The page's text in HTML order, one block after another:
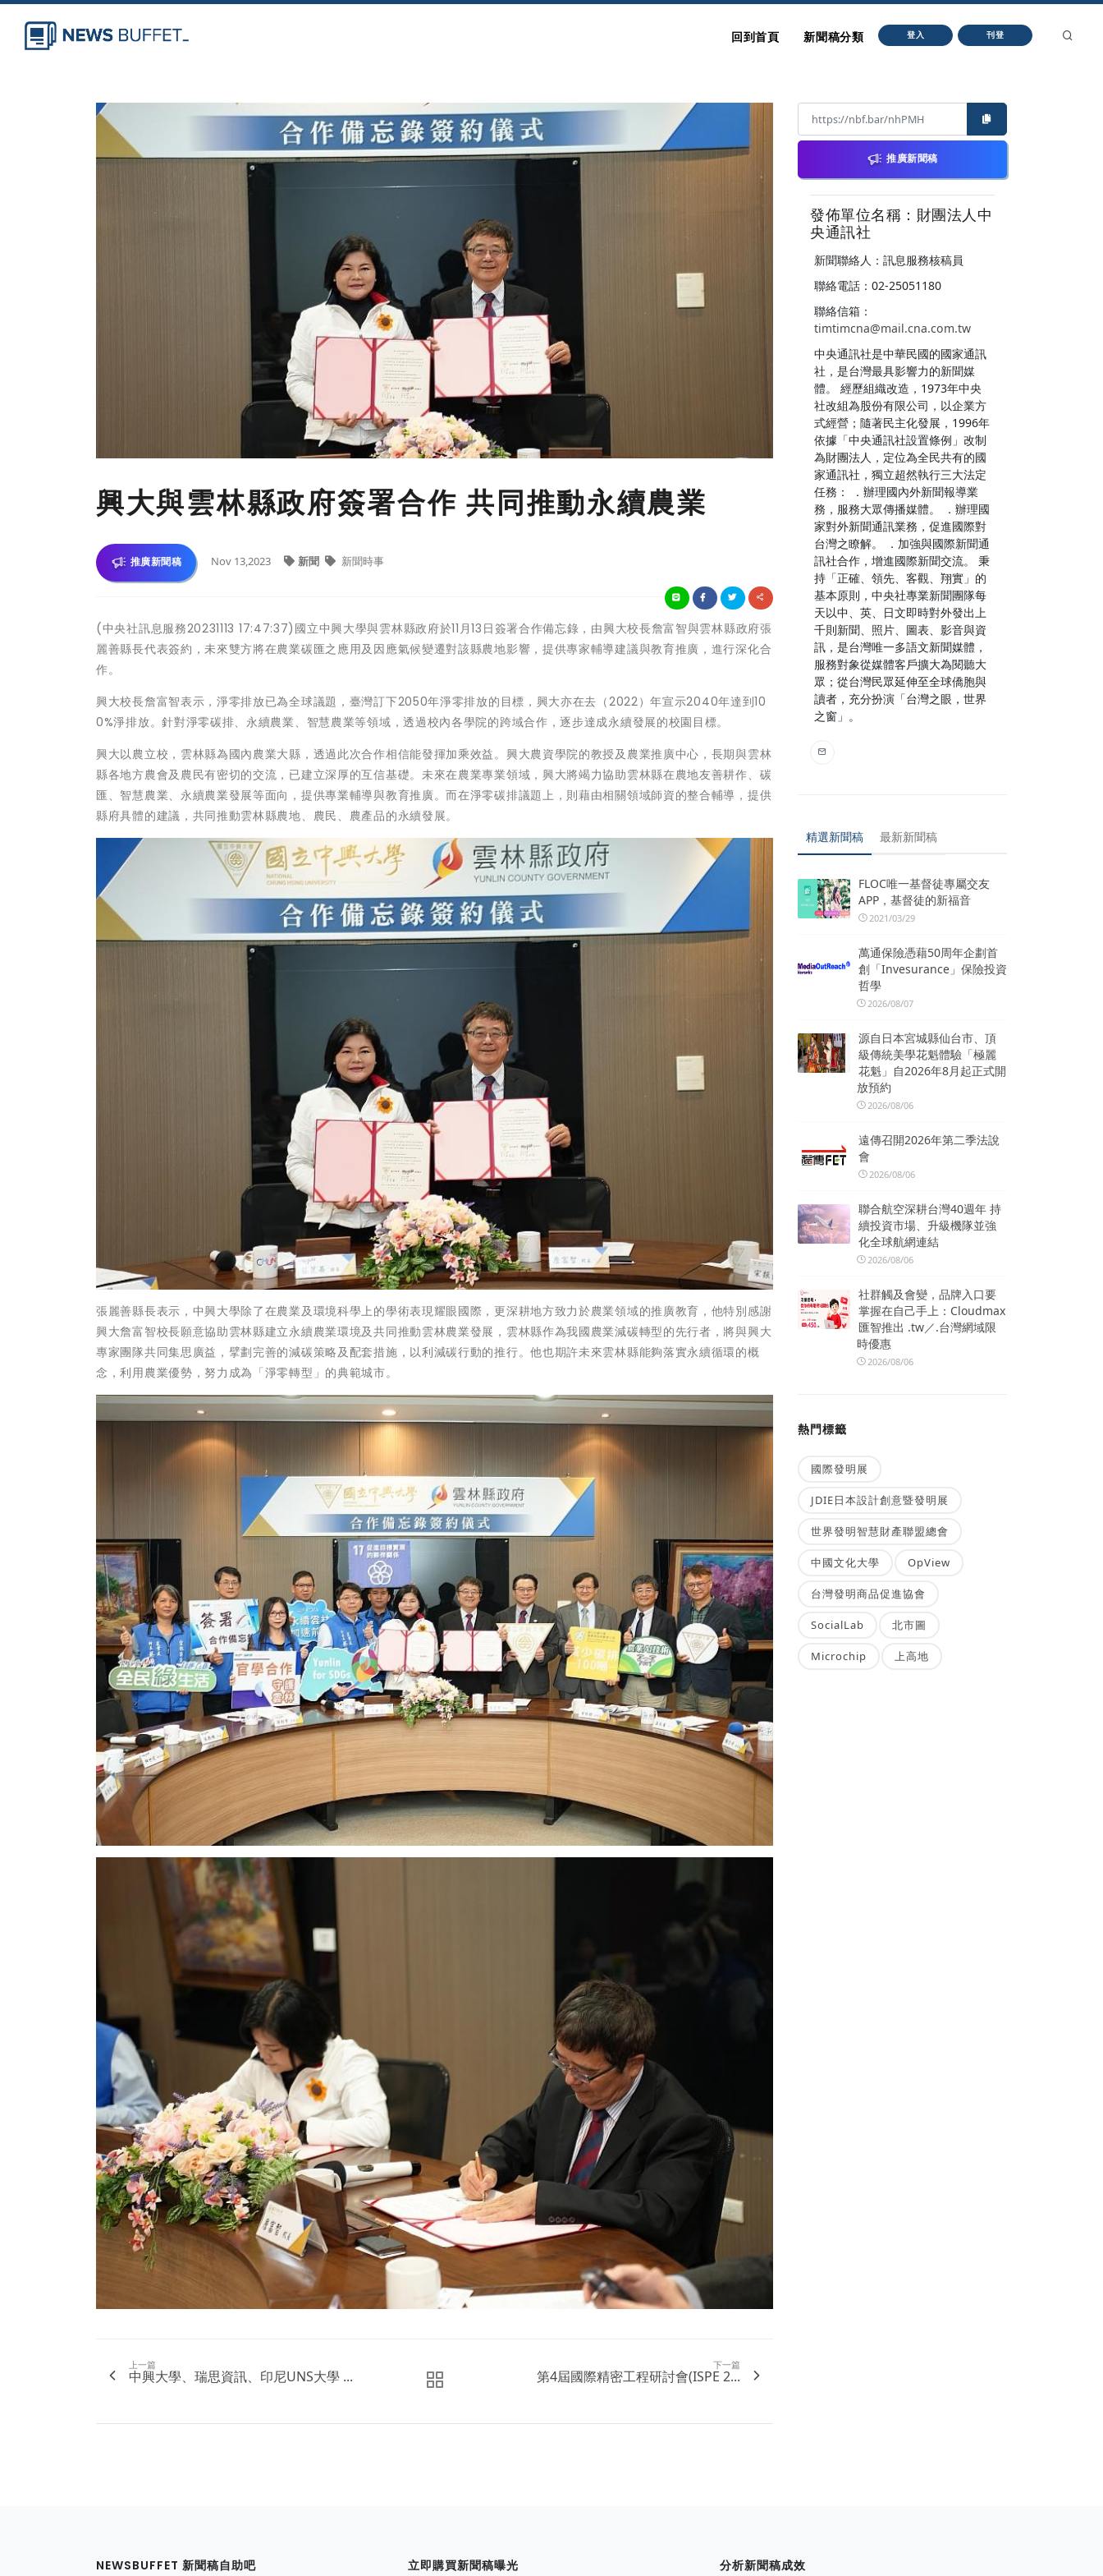
回到首頁 新聞稿分類 登入 刊登
興大與雲林縣政府簽署合作 共同推動永續農業
推廣新聞稿 Nov 13,2023 新聞 新聞時事
(中央社訊息服務20231113 17:47:37)國立中興大學與雲林縣政府於11月13日簽署合作備忘錄，由興大校長詹富智與雲林縣政府張
麗善縣長代表簽約，未來雙方將在農業碳匯之應用及因應氣候變遷對該縣農地影響，提供專家輔導建議與教育推廣，進行深化合
作。
興大校長詹富智表示，淨零排放已為全球議題，臺灣訂下2050年淨零排放的目標，興大亦在去（2022）年宣示2040年達到10
0%淨排放。針對淨零碳排、永續農業、智慧農業等領域，透過校內各學院的跨域合作，逐步達成永續發展的校園目標。
興大以農立校，雲林縣為國內農業大縣，透過此次合作相信能發揮加乘效益。興大農資學院的教授及農業推廣中心，長期與雲林
縣各地方農會及農民有密切的交流，已建立深厚的互信基礎。未來在農業專業領域，興大將竭力協助雲林縣在農地友善耕作、碳
匯、智慧農業、永續農業發展等面向，提供專業輔導與教育推廣。而在淨零碳排議題上，則藉由相關領域師資的整合輔導，提供
縣府具體的建議，共同推動雲林縣農地、農民、農產品的永續發展。
張麗善縣長表示，中興大學除了在農業及環境科學上的學術表現耀眼國際，更深耕地方致力於農業領域的推廣教育，他特別感謝
興大詹富智校長願意協助雲林縣建立永續農業環境及共同推動雲林農業發展，雲林縣作為我國農業減碳轉型的先行者，將與興大
專家團隊共同集思廣益，擘劃完善的減碳策略及配套措施，以利減碳行動的推行。他也期許未來雲林縣能夠落實永續循環的概
念，利用農業優勢，努力成為「淨零轉型」的典範城市。
上一篇
中興大學、瑞思資訊、印尼UNS大學 ...
下一篇
第4屆國際精密工程研討會(ISPE 2...
推廣新聞稿
發佈單位名稱：財團法人中
央通訊社
新聞聯絡人：訊息服務核稿員
聯絡電話：02-25051180
聯絡信箱：
timtimcna@mail.cna.com.tw
中央通訊社是中華民國的國家通訊
社，是台灣最具影響力的新聞媒
體。 經歷組織改造，1973年中央
社改組為股份有限公司，以企業方
式經營；隨著民主化發展，1996年
依據「中央通訊社設置條例」改制
為財團法人，定位為全民共有的國
家通訊社，獨立超然執行三大法定
任務： ．辦理國內外新聞報導業
務，服務大眾傳播媒體。 ．辦理國
家對外新聞通訊業務，促進國際對
台灣之瞭解。 ．加強與國際新聞通
訊社合作，增進國際新聞交流。 秉
持「正確、領先、客觀、翔實」的
基本原則，中央社專業新聞團隊每
天以中、英、日文即時對外發出上
千則新聞、照片、圖表、影音與資
訊，是台灣唯一多語文新聞媒體，
服務對象從媒體客戶擴大為閱聽大
眾；從台灣民眾延伸至全球僑胞與
讀者，充分扮演「台灣之眼，世界
之窗」。
精選新聞稿 最新新聞稿
FLOC唯一基督徒專屬交友
APP，基督徒的新福音
2021/03/29
萬通保險憑藉50周年企劃首
創「Invesurance」保險投資
哲學
2026/08/07
源自日本宮城縣仙台市、頂
級傳統美學花魁體驗「極麗
花魁」自2026年8月起正式開
放預約
2026/08/06
遠傳召開2026年第二季法說
會
2026/08/06
聯合航空深耕台灣40週年 持
續投資市場、升級機隊並強
化全球航網連結
2026/08/06
社群觸及會變，品牌入口要
掌握在自己手上：Cloudmax
匯智推出 .tw／.台灣網域限
時優惠
2026/08/06
熱門標籤
國際發明展
JDIE日本設計創意暨發明展
世界發明智慧財產聯盟總會
中國文化大學 OpView
台灣發明商品促進協會
SocialLab 北市圖
Microchip 上高地
NEWSBUFFET 新聞稿自助吧 立即購買新聞稿曝光 分析新聞稿成效